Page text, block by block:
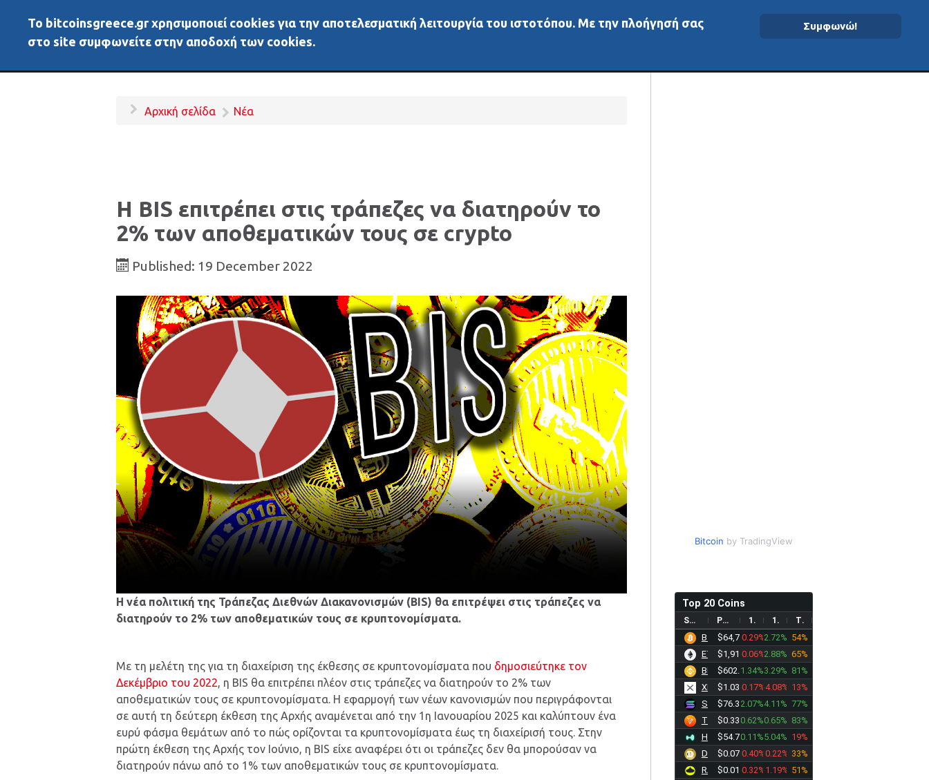
BitcoinsGreeceΑρχική
Αρχική σελίδα Νέα
Η BIS επιτρέπει στις τράπεζες να διατηρούν το
2% των αποθεματικών τους σε crypto
Published: 19 December 2022
Η νέα πολιτική της Τράπεζας Διεθνών Διακανονισμών (BIS) θα επιτρέψει στις τράπεζες να
διατηρούν το 2% των αποθεματικών τους σε κρυπτονομίσματα.
Με τη μελέτη της για τη διαχείριση της έκθεσης σε κρυπτονομίσματα που δημοσιεύτηκε τον
Δεκέμβριο του 2022 , η BIS θα επιτρέπει πλέον στις τράπεζες να διατηρούν το 2% των
αποθεματικών τους σε κρυπτονομίσματα. Η εφαρμογή των νέων κανονισμών που περιγράφονται
σε αυτή τη δεύτερη έκθεση της Αρχής αναμένεται από την 1η Ιανουαρίου 2025 και καλύπτουν ένα
ευρύ φάσμα θεμάτων από το πώς ορίζονται τα κρυπτονομίσματα έως τη διαχείρισή τους. Στην
πρώτη έκθεση της Αρχής τον Ιούνιο, η BIS είχε αναφέρει ότι οι τράπεζες δεν θα μπορούσαν να
διατηρούν πάνω από το 1% των αποθεματικών τους σε κρυπτονομίσματα.
Bitcoin by TradingView
Top 20 Coins
SYMBOL PRICE 1D% 1W% TREND
BTC$64,775.96
-0.29%2.72% 54%
ETH$1,914.04
-0.06%2.88% 65%
BNB$602.311.34%3.29% 81%
XRP $1.0349-0.17%-4.08% 13%
SOL$76.3933
2.07%4.11% 77%
TRX$0.33010.62%0.65% 83%
HYPE$54.7672
0.11%5.04% 19%
DOGE$0.0700-0.40%-0.22% 33%
RAIN$0.0127-0.32%-1.19% 51%
To bitcoinsgreece.gr χρησιμοποιεί cookies για την αποτελεσματική λειτουργία του ιστοτόπου. Με την πλοήγησή σας
στο site συμφωνείτε στην αποδοχή των cookies.
Συμφωνώ!